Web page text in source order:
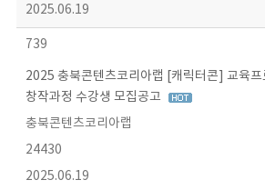
2025.06.19
739
2025 충북콘텐츠코리아랩 [캐릭터콘] 교육프
창작과정 수강생 모집공고
충북콘텐츠코리아랩
24430
2025.06.19